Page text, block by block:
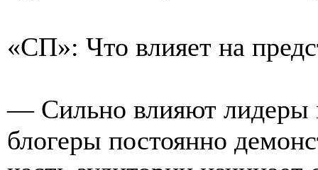
«СП»: Что влияет на
— Сильно влияют лидеры
блогеры постоянно